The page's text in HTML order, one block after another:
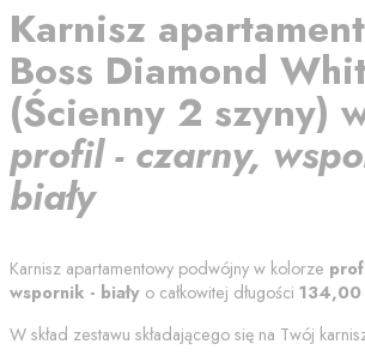
Karnisz
Boss Diamond
(Ścienny 2 szyny)
profil - czarny,
biały
Karnisz apartamentowy podwójny w kolorze
wspornik - biały o całkowitej długości 134,00
W skład zestawu składającego się na Twój